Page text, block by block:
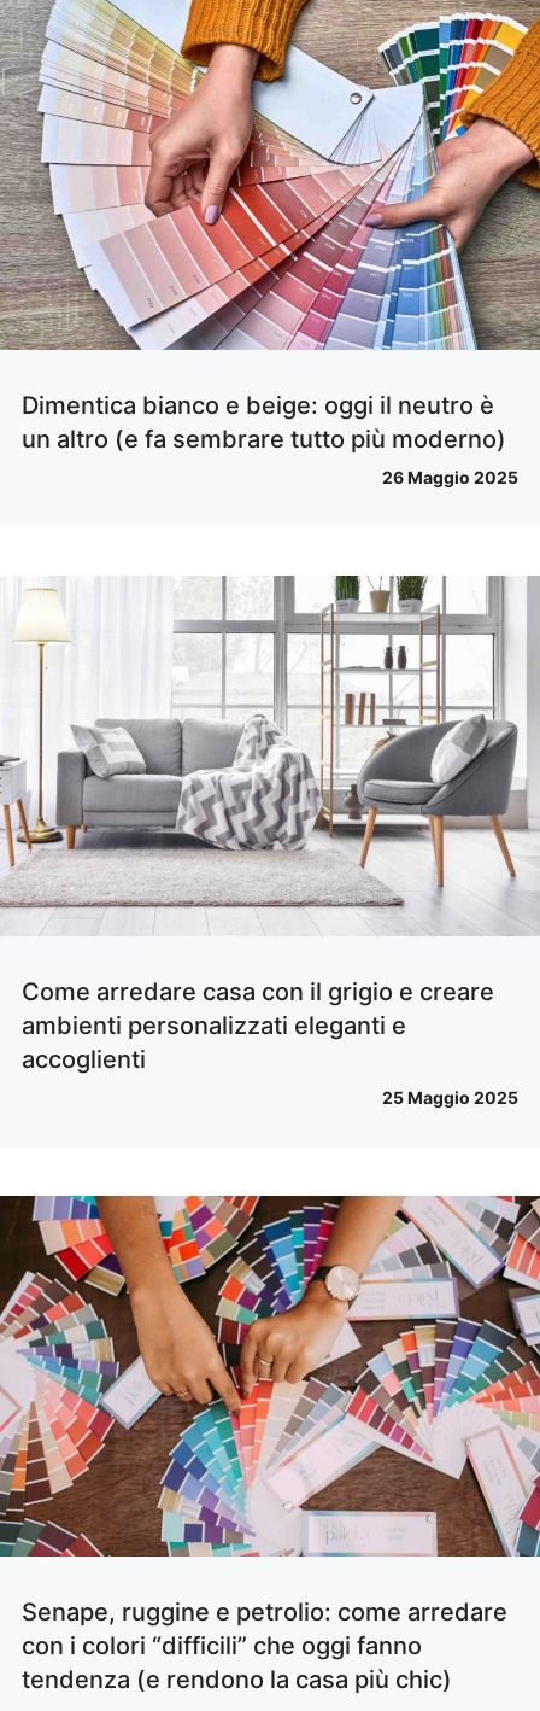
Dimentica bianco e beige: oggi il neutro è
un altro (e fa sembrare tutto più moderno)
26 Maggio 2025
Come arredare casa con il grigio e creare
ambienti personalizzati eleganti e
accoglienti
25 Maggio 2025
Senape, ruggine e petrolio: come arredare
con i colori “difficili” che oggi fanno
tendenza (e rendono la casa più chic)